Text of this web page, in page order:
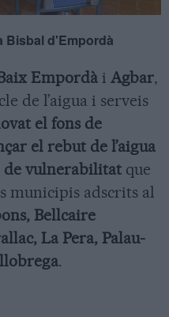
Bisbal d'Empordà
Empordà i Agbar,
de l’aigua i serveis
el fons de
el rebut de l’aigua
de vulnerabilitat que
municipis adscrits al
Bellcaire
La Pera, Palau-
.